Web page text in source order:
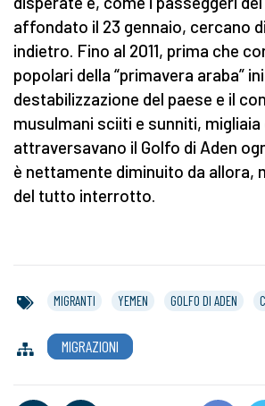
affondato il 23 gennaio, cercano
indietro. Fino al 2011, prima che
popolari della “primavera araba”
destabilizzazione del paese e il
musulmani sciiti e sunniti,
attraversavano il Golfo di Aden
è nettamente diminuito da allora,
del tutto interrotto.
MIGRANTI YEMEN GOLFO DI ADEN
MIGRAZIONI